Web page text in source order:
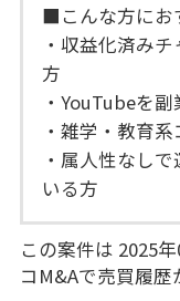
■こんな方にお
・収益化済み
方
・YouTubeを
・雑学・教育
・属人性なし
いる方
この案件は 2025
コM&Aで売買履歴